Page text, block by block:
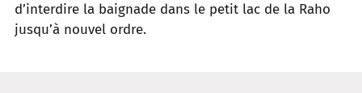
d’interdire la baignade dans le petit lac de la Raho
jusqu’à nouvel ordre.